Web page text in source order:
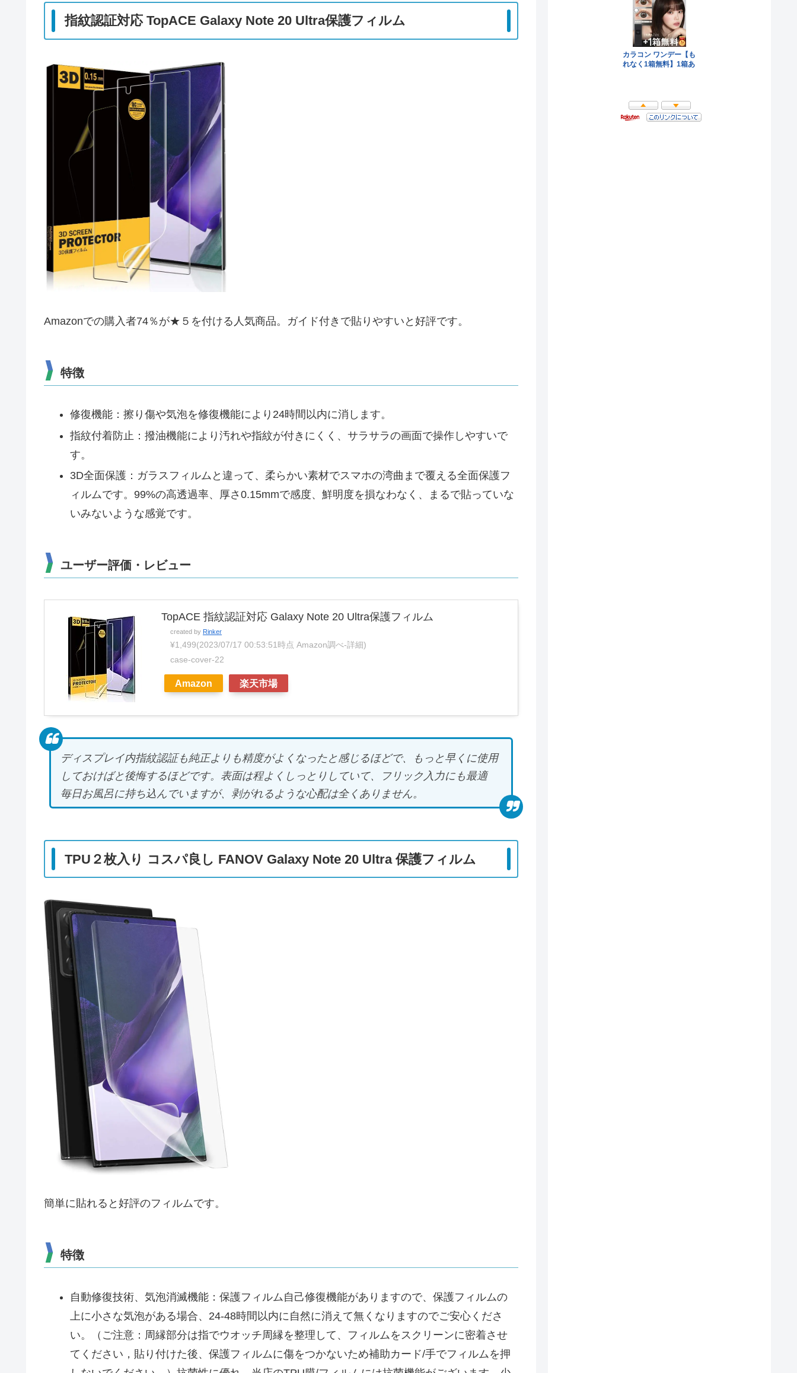
指紋認証対応 TopACE Galaxy Note 20 Ultra保護フィルム
Amazonでの購入者74％が★５を付ける人気商品。ガイド付きで貼りやすいと好評です。
特徴
修復機能：擦り傷や気泡を修復機能により24時間以内に消します。
指紋付着防止：撥油機能により汚れや指紋が付きにくく、サラサラの画面で操作しやすいで
す。
3D全面保護：ガラスフィルムと違って、柔らかい素材でスマホの湾曲まで覆える全面保護フ
ィルムです。99%の高透過率、厚さ0.15mmで感度、鮮明度を損なわなく、まるで貼っていな
いみないような感覚です。
ユーザー評価・レビュー
TopACE 指紋認証対応 Galaxy Note 20 Ultra保護フィルム
created by Rinker
¥1,499(2023/07/17 00:53:51時点 Amazon調べ-詳細)
case-cover-22
Amazon 楽天市場
ディスプレイ内指紋認証も純正よりも精度がよくなったと感じるほどで、もっと早くに使用
しておけばと後悔するほどです。表面は程よくしっとりしていて、フリック入力にも最適
毎日お風呂に持ち込んでいますが、剥がれるような心配は全くありません。
TPU２枚入り コスパ良し FANOV Galaxy Note 20 Ultra 保護フィルム
簡単に貼れると好評のフィルムです。
特徴
自動修復技術、気泡消滅機能：保護フィルム自己修復機能がありますので、保護フィルムの
上に小さな気泡がある場合、24-48時間以内に自然に消えて無くなりますのでご安心くださ
い。（ご注意：周縁部分は指でウオッチ周縁を整理して、フィルムをスクリーンに密着させ
てください，貼り付けた後、保護フィルムに傷をつかないため補助カード/手でフィルムを押